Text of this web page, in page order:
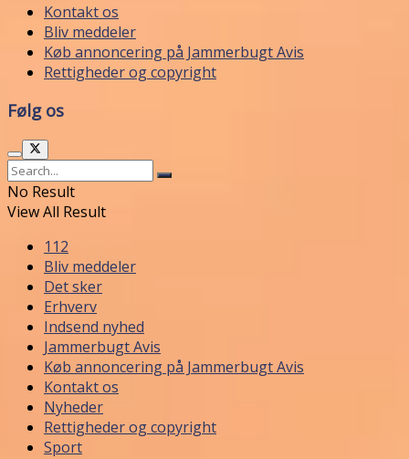
Kontakt os
Bliv meddeler
Køb annoncering på Jammerbugt Avis
Rettigheder og copyright
Følg os
No Result
View All Result
112
Bliv meddeler
Det sker
Erhverv
Indsend nyhed
Jammerbugt Avis
Køb annoncering på Jammerbugt Avis
Kontakt os
Nyheder
Rettigheder og copyright
Sport